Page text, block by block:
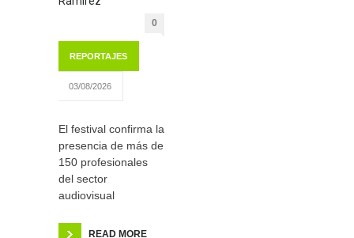
0
REPORTAJES
03/08/2026
El festival confirma la
presencia de más de
150 profesionales
del sector
audiovisual
READ MORE